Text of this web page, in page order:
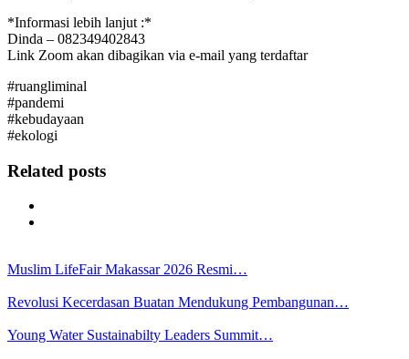
*Informasi lebih lanjut :*
Dinda – 082349402843
Link Zoom akan dibagikan via e-mail yang terdaftar
#ruangliminal
#pandemi
#kebudayaan
#ekologi
Related posts
Muslim LifeFair Makassar 2026 Resmi…
Revolusi Kecerdasan Buatan Mendukung Pembangunan…
Young Water Sustainabilty Leaders Summit…